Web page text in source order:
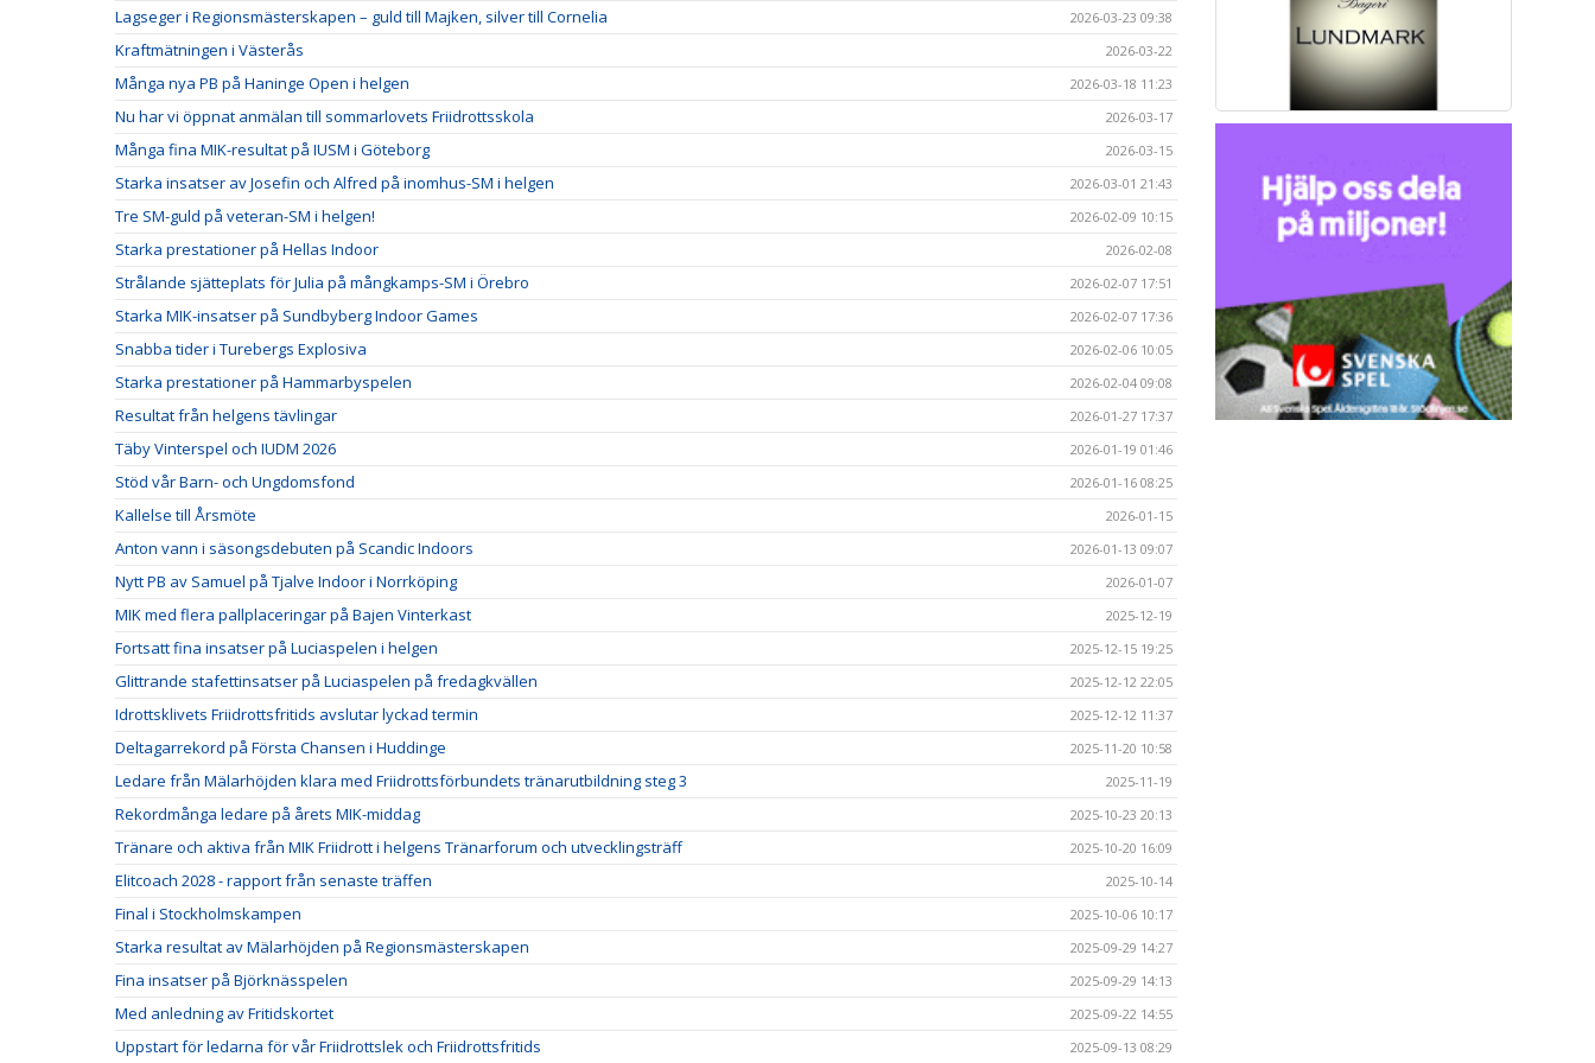
Lagseger i Regionsmästerskapen – guld till Majken, silver till Cornelia 2026-03-23 09:38
Kraftmätningen i Västerås 2026-03-22
Många nya PB på Haninge Open i helgen 2026-03-18 11:23
Nu har vi öppnat anmälan till sommarlovets Friidrottsskola 2026-03-17
Många fina MIK-resultat på IUSM i Göteborg 2026-03-15
Starka insatser av Josefin och Alfred på inomhus-SM i helgen 2026-03-01 21:43
Tre SM-guld på veteran-SM i helgen! 2026-02-09 10:15
Starka prestationer på Hellas Indoor 2026-02-08
Strålande sjätteplats för Julia på mångkamps-SM i Örebro 2026-02-07 17:51
Starka MIK-insatser på Sundbyberg Indoor Games 2026-02-07 17:36
Snabba tider i Turebergs Explosiva 2026-02-06 10:05
Starka prestationer på Hammarbyspelen 2026-02-04 09:08
Resultat från helgens tävlingar 2026-01-27 17:37
Täby Vinterspel och IUDM 2026 2026-01-19 01:46
Stöd vår Barn- och Ungdomsfond 2026-01-16 08:25
Kallelse till Årsmöte 2026-01-15
Anton vann i säsongsdebuten på Scandic Indoors 2026-01-13 09:07
Nytt PB av Samuel på Tjalve Indoor i Norrköping 2026-01-07
MIK med flera pallplaceringar på Bajen Vinterkast 2025-12-19
Fortsatt fina insatser på Luciaspelen i helgen 2025-12-15 19:25
Glittrande stafettinsatser på Luciaspelen på fredagkvällen 2025-12-12 22:05
Idrottsklivets Friidrottsfritids avslutar lyckad termin 2025-12-12 11:37
Deltagarrekord på Första Chansen i Huddinge 2025-11-20 10:58
Ledare från Mälarhöjden klara med Friidrottsförbundets tränarutbildning steg 3 2025-11-19
Rekordmånga ledare på årets MIK-middag 2025-10-23 20:13
Tränare och aktiva från MIK Friidrott i helgens Tränarforum och utvecklingsträff 2025-10-20 16:09
Elitcoach 2028 - rapport från senaste träffen 2025-10-14
Final i Stockholmskampen 2025-10-06 10:17
Starka resultat av Mälarhöjden på Regionsmästerskapen 2025-09-29 14:27
Fina insatser på Björknässpelen 2025-09-29 14:13
Med anledning av Fritidskortet 2025-09-22 14:55
Uppstart för ledarna för vår Friidrottslek och Friidrottsfritids 2025-09-13 08:29